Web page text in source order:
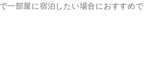
一部屋に宿泊したい場合におすすめで